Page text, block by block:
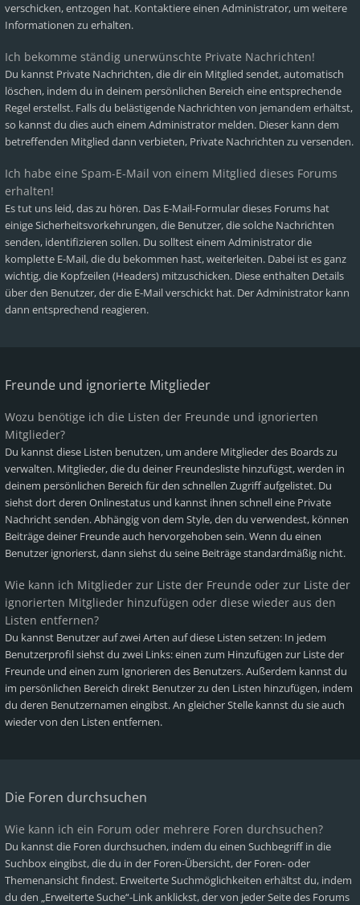
verschicken, entzogen hat. Kontaktiere einen Administrator, um weitere
Informationen zu erhalten.
Ich bekomme ständig unerwünschte Private Nachrichten!
Du kannst Private Nachrichten, die dir ein Mitglied sendet, automatisch
löschen, indem du in deinem persönlichen Bereich eine entsprechende
Regel erstellst. Falls du belästigende Nachrichten von jemandem erhältst,
so kannst du dies auch einem Administrator melden. Dieser kann dem
betreffenden Mitglied dann verbieten, Private Nachrichten zu versenden.
Ich habe eine Spam-E-Mail von einem Mitglied dieses Forums
erhalten!
Es tut uns leid, das zu hören. Das E-Mail-Formular dieses Forums hat
einige Sicherheitsvorkehrungen, die Benutzer, die solche Nachrichten
senden, identifizieren sollen. Du solltest einem Administrator die
komplette E-Mail, die du bekommen hast, weiterleiten. Dabei ist es ganz
wichtig, die Kopfzeilen (Headers) mitzuschicken. Diese enthalten Details
über den Benutzer, der die E-Mail verschickt hat. Der Administrator kann
dann entsprechend reagieren.
Freunde und ignorierte Mitglieder
Wozu benötige ich die Listen der Freunde und ignorierten
Mitglieder?
Du kannst diese Listen benutzen, um andere Mitglieder des Boards zu
verwalten. Mitglieder, die du deiner Freundesliste hinzufügst, werden in
deinem persönlichen Bereich für den schnellen Zugriff aufgelistet. Du
siehst dort deren Onlinestatus und kannst ihnen schnell eine Private
Nachricht senden. Abhängig von dem Style, den du verwendest, können
Beiträge deiner Freunde auch hervorgehoben sein. Wenn du einen
Benutzer ignorierst, dann siehst du seine Beiträge standardmäßig nicht.
Wie kann ich Mitglieder zur Liste der Freunde oder zur Liste der
ignorierten Mitglieder hinzufügen oder diese wieder aus den
Listen entfernen?
Du kannst Benutzer auf zwei Arten auf diese Listen setzen: In jedem
Benutzerprofil siehst du zwei Links: einen zum Hinzufügen zur Liste der
Freunde und einen zum Ignorieren des Benutzers. Außerdem kannst du
im persönlichen Bereich direkt Benutzer zu den Listen hinzufügen, indem
du deren Benutzernamen eingibst. An gleicher Stelle kannst du sie auch
wieder von den Listen entfernen.
Die Foren durchsuchen
Wie kann ich ein Forum oder mehrere Foren durchsuchen?
Du kannst die Foren durchsuchen, indem du einen Suchbegriff in die
Suchbox eingibst, die du in der Foren-Übersicht, der Foren- oder
Themenansicht findest. Erweiterte Suchmöglichkeiten erhältst du, indem
du den „Erweiterte Suche“-Link anklickst, der von jeder Seite des Forums